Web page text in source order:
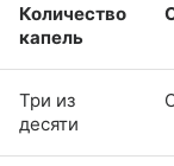
Количество
капель
Три из
десяти